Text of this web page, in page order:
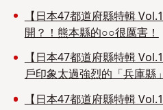
【日本47都道府縣特輯
開？！熊本縣的○○很厲害！
【日本47都道府縣特輯
戶印象太過強烈的「兵庫縣
【日本47都道府縣特輯